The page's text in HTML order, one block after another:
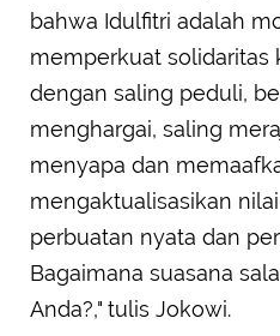
bahwa Idulfitri adalah
memperkuat solidaritas
dengan saling peduli,
menghargai, saling
menyapa dan
mengaktualisasikan
perbuatan nyata dan
Bagaimana suasana
Anda?," tulis Jokowi.